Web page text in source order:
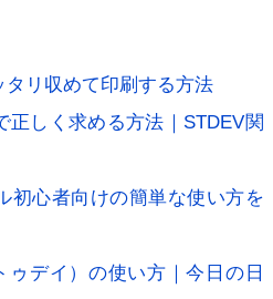
リ収めて印刷する方法
正しく求める方法｜STDEV関
初心者向けの簡単な使い方を
ゥデイ）の使い方｜今日の日